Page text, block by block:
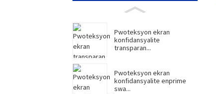
Pwoteksyon ekran
konfidansyalite
transparan...
Pwoteksyon ekran
konfidansyalite enprime
swa...